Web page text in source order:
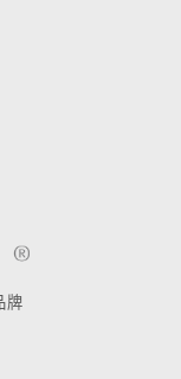
牌